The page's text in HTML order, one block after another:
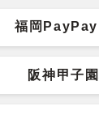
福岡PayPay
阪神甲子